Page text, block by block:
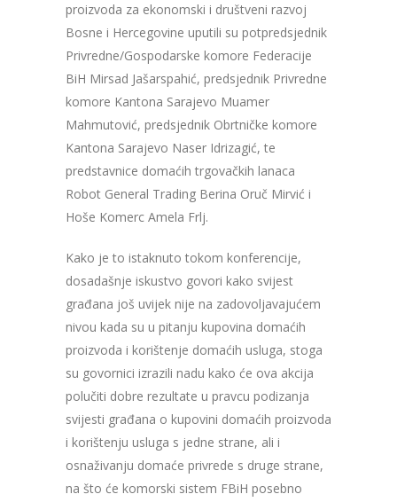
proizvoda za ekonomski i društveni razvoj
Bosne i Hercegovine uputili su potpredsjednik
Privredne/Gospodarske komore Federacije
BiH Mirsad Jašarspahić, predsjednik Privredne
komore Kantona Sarajevo Muamer
Mahmutović, predsjednik Obrtničke komore
Kantona Sarajevo Naser Idrizagić, te
predstavnice domaćih trgovačkih lanaca
Robot General Trading Berina Oruč Mirvić i
Hoše Komerc Amela Frlj.
Kako je to istaknuto tokom konferencije,
dosadašnje iskustvo govori kako svijest
građana još uvijek nije na zadovoljavajućem
nivou kada su u pitanju kupovina domaćih
proizvoda i korištenje domaćih usluga, stoga
su govornici izrazili nadu kako će ova akcija
polučiti dobre rezultate u pravcu podizanja
svijesti građana o kupovini domaćih proizvoda
i korištenju usluga s jedne strane, ali i
osnaživanju domaće privrede s druge strane,
na što će komorski sistem FBiH posebno